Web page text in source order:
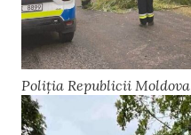
Poliția Republicii Moldova